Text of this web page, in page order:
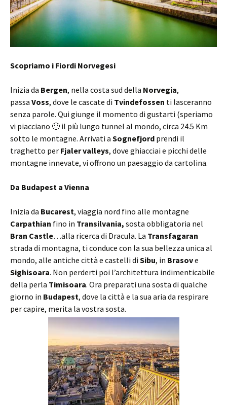
Scopriamo i Fiordi Norvegesi
Inizia da Bergen, nella costa sud della Norvegia,
passa Voss, dove le cascate di Tvindefossen ti lasceranno
senza parole. Qui giunge il momento di gustarti (speriamo
vi piacciano 🙂 il più lungo tunnel al mondo, circa 24.5 Km
sotto le montagne. Arrivati a Sognefjord prendi il
traghetto per Fjaler valleys, dove ghiacciai e picchi delle
montagne innevate, vi offrono un paesaggio da cartolina.
Da Budapest a Vienna
Inizia da Bucarest, viaggia nord fino alle montagne
Carpathian fino in Transilvania, sosta obbligatoria nel
Bran Castle…alla ricerca di Dracula. La Transfagaran
strada di montagna, ti conduce con la sua bellezza unica al
mondo, alle antiche città e castelli di Sibu, in Brasove
Sighisoara. Non perderti poi l’architettura indimenticabile
della perla Timisoara. Ora preparati una sosta di qualche
giorno in Budapest, dove la città e la sua aria da respirare
per capire, merita la vostra sosta.